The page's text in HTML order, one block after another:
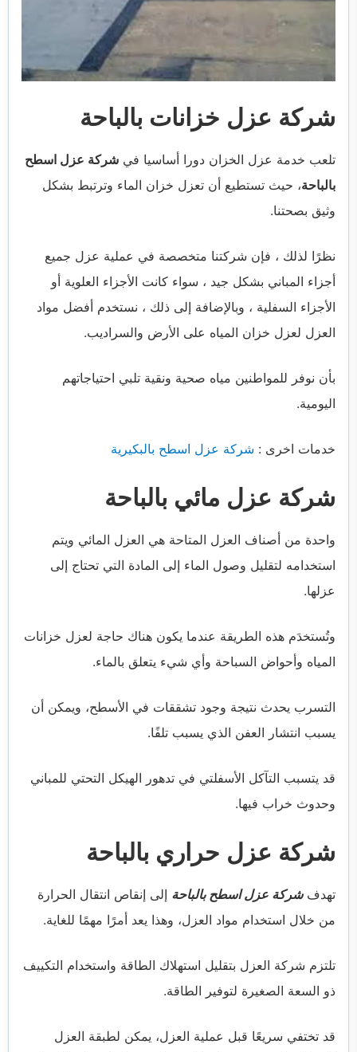
شركة عزل خزانات بالباحة
تلعب خدمة عزل الخزان دورا أساسيا في شركة عزل اسطح
بالباحة، حيث تستطيع أن تعزل خزان الماء وترتبط بشكل
وثيق بصحتنا.
نظرًا لذلك ، فإن شركتنا متخصصة في عملية عزل جميع
أجزاء المباني بشكل جيد ، سواء كانت الأجزاء العلوية أو
الأجزاء السفلية ، وبالإضافة إلى ذلك ، نستخدم أفضل مواد
العزل لعزل خزان المياه على الأرض والسراديب.
بأن نوفر للمواطنين مياه صحية ونقية تلبي احتياجاتهم
اليومية.
خدمات اخرى : شركة عزل اسطح بالبكيرية
شركة عزل مائي بالباحة
واحدة من أصناف العزل المتاحة هي العزل المائي ويتم
استخدامه لتقليل وصول الماء إلى المادة التي تحتاج إلى
عزلها.
وتُستخدَم هذه الطريقة عندما يكون هناك حاجة لعزل خزانات
المياه وأحواض السباحة وأي شيء يتعلق بالماء.
التسرب يحدث نتيجة وجود تشققات في الأسطح، ويمكن أن
يسبب انتشار العفن الذي يسبب تلفًا.
قد يتسبب التآكل الأسفلتي في تدهور الهيكل التحتي للمباني
وحدوث خراب فيها.
شركة عزل حراري بالباحة
تهدفشركة عزل اسطح بالباحة إلى إنقاص انتقال الحرارة
من خلال استخدام مواد العزل، وهذا يعد أمرًا مهمًا للغاية.
تلتزم شركة العزل بتقليل استهلاك الطاقة واستخدام التكييف
ذو السعة الصغيرة لتوفير الطاقة.
قد تختفي سريعًا قبل عملية العزل، يمكن لطبقة العزل